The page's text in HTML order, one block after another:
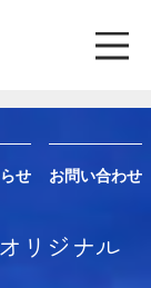
リジナル
せ お問い合わせ